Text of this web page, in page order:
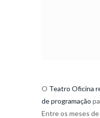
O Teatro Oficina
de programação
Entre os meses